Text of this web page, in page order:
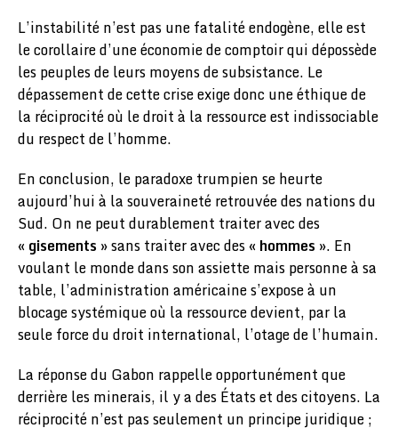
L’instabilité n’est pas une fatalité endogène, elle est
le corollaire d’une économie de comptoir qui dépossède
les peuples de leurs moyens de subsistance. Le
dépassement de cette crise exige donc une éthique de
la réciprocité où le droit à la ressource est indissociable
du respect de l’homme.
​En conclusion, le paradoxe trumpien se heurte
aujourd’hui à la souveraineté retrouvée des nations du
Sud. On ne peut durablement traiter avec des
« gisements » sans traiter avec des « hommes ». En
voulant le monde dans son assiette mais personne à sa
table, l’administration américaine s’expose à un
blocage systémique où la ressource devient, par la
seule force du droit international, l’otage de l’humain.
La réponse du Gabon rappelle opportunément que
derrière les minerais, il y a des États et des citoyens. La
réciprocité n’est pas seulement un principe juridique ;